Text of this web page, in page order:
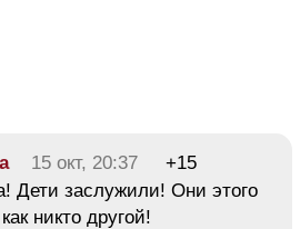
15 окт, 20:37
+15
Дети заслужили! Они этого
никто другой!